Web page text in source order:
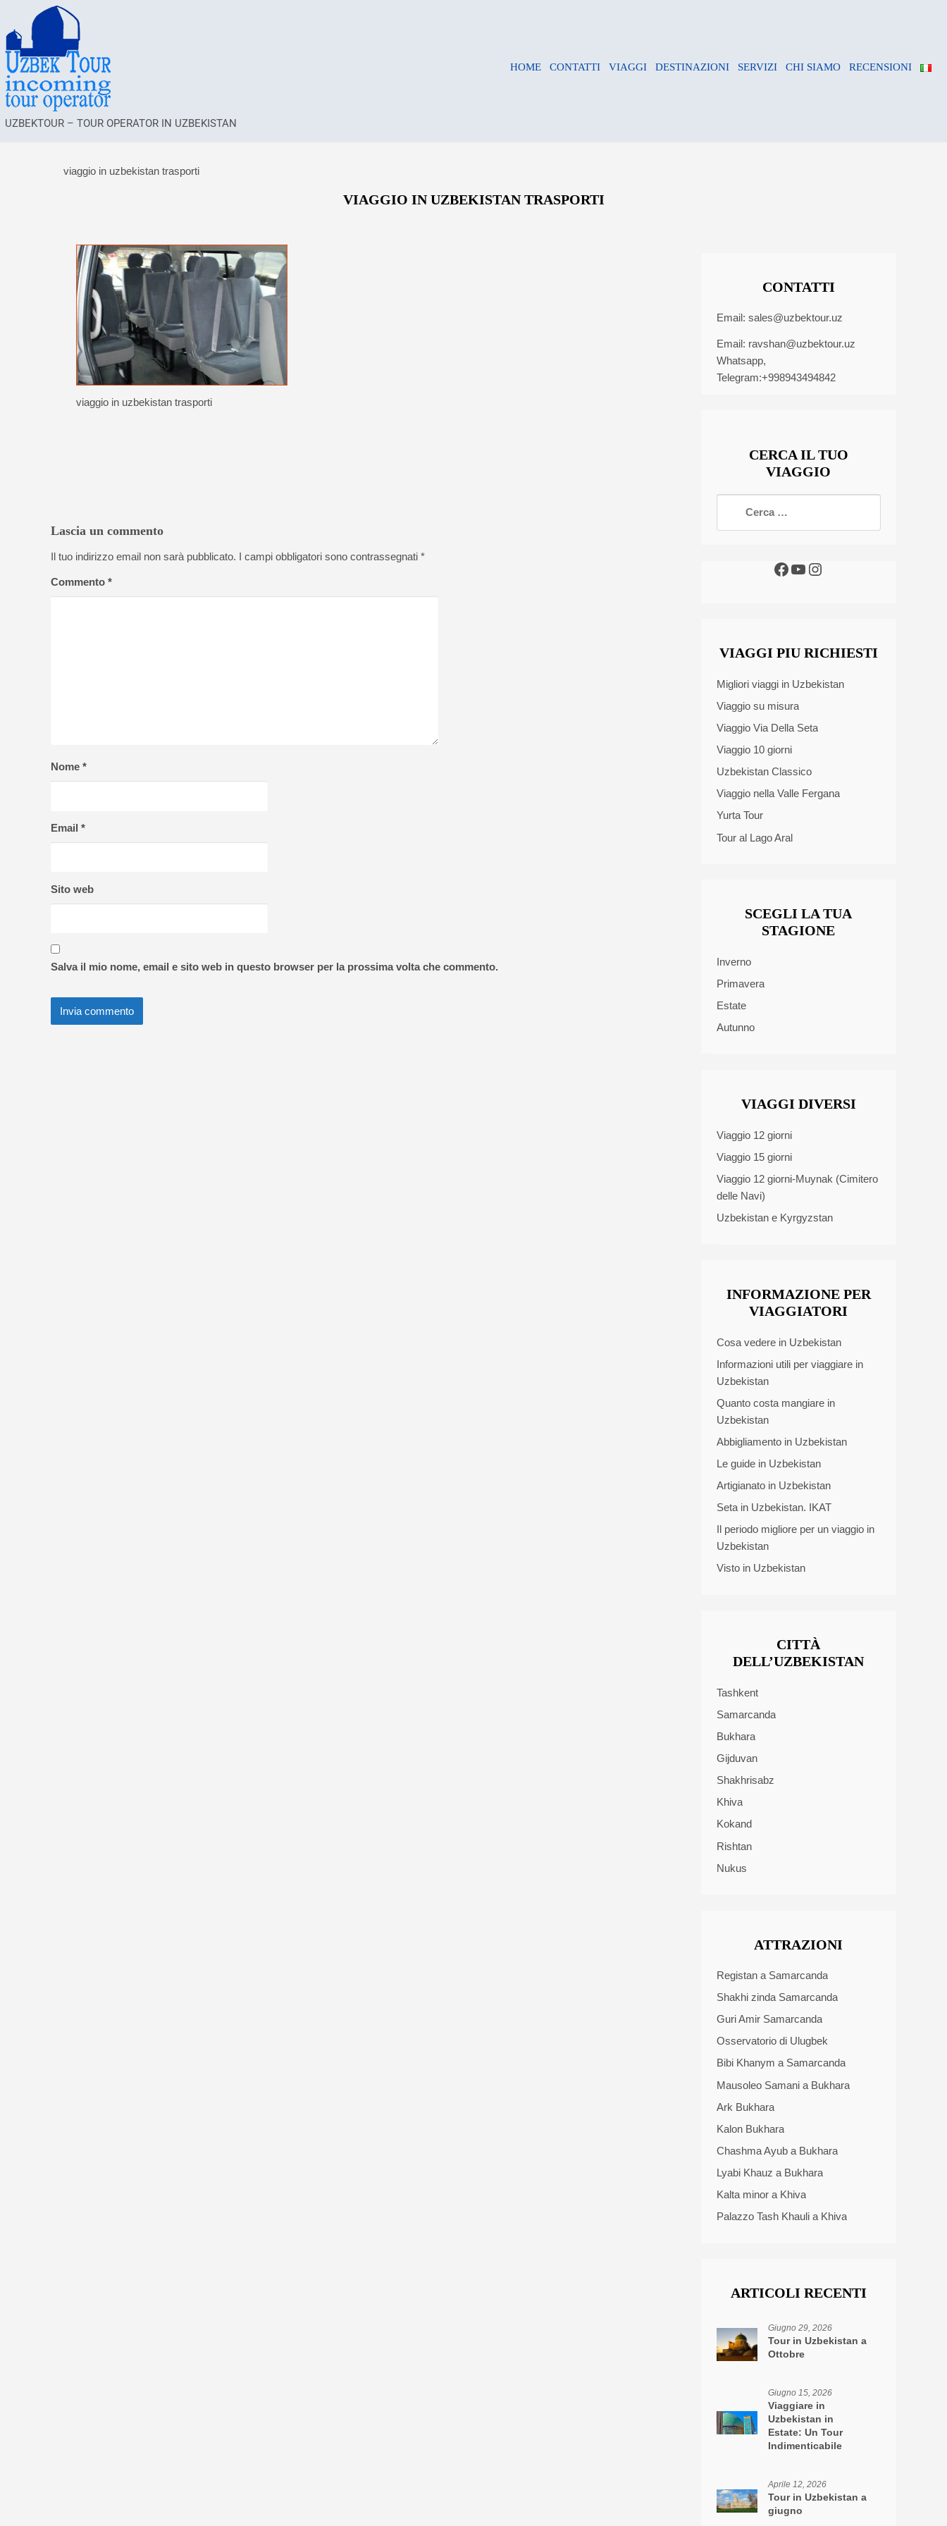
UZBEKTOUR – TOUR OPERATOR IN UZBEKISTAN
HOME CONTATTI VIAGGI DESTINAZIONI SERVIZI CHI SIAMO RECENSIONI
viaggio in uzbekistan trasporti
VIAGGIO IN UZBEKISTAN TRASPORTI
viaggio in uzbekistan trasporti
Lascia un commento
Il tuo indirizzo email non sarà pubblicato. I campi obbligatori sono contrassegnati *
Commento *
Nome *
Email *
Sito web
Salva il mio nome, email e sito web in questo browser per la prossima volta che commento.
CONTATTI
Email: sales@uzbektour.uz
Email: ravshan@uzbektour.uz
Whatsapp,
Telegram:+998943494842
CERCA IL TUO
VIAGGIO
VIAGGI PIU RICHIESTI
Migliori viaggi in Uzbekistan
Viaggio su misura
Viaggio Via Della Seta
Viaggio 10 giorni
Uzbekistan Classico
Viaggio nella Valle Fergana
Yurta Tour
Tour al Lago Aral
SCEGLI LA TUA
STAGIONE
Inverno
Primavera
Estate
Autunno
VIAGGI DIVERSI
Viaggio 12 giorni
Viaggio 15 giorni
Viaggio 12 giorni-Muynak (Cimitero
delle Navi)
Uzbekistan e Kyrgyzstan
INFORMAZIONE PER
VIAGGIATORI
Cosa vedere in Uzbekistan
Informazioni utili per viaggiare in
Uzbekistan
Quanto costa mangiare in
Uzbekistan
Abbigliamento in Uzbekistan
Le guide in Uzbekistan
Artigianato in Uzbekistan
Seta in Uzbekistan. IKAT
Il periodo migliore per un viaggio in
Uzbekistan
Visto in Uzbekistan
CITTÀ
DELL’UZBEKISTAN
Tashkent
Samarcanda
Bukhara
Gijduvan
Shakhrisabz
Khiva
Kokand
Rishtan
Nukus
ATTRAZIONI
Registan a Samarcanda
Shakhi zinda Samarcanda
Guri Amir Samarcanda
Osservatorio di Ulugbek
Bibi Khanym a Samarcanda
Mausoleo Samani a Bukhara
Ark Bukhara
Kalon Bukhara
Chashma Ayub a Bukhara
Lyabi Khauz a Bukhara
Kalta minor a Khiva
Palazzo Tash Khauli a Khiva
ARTICOLI RECENTI
Giugno 29, 2026
Tour in Uzbekistan a
Ottobre
Giugno 15, 2026
Viaggiare in
Uzbekistan in
Estate: Un Tour
Indimenticabile
Aprile 12, 2026
Tour in Uzbekistan a
giugno